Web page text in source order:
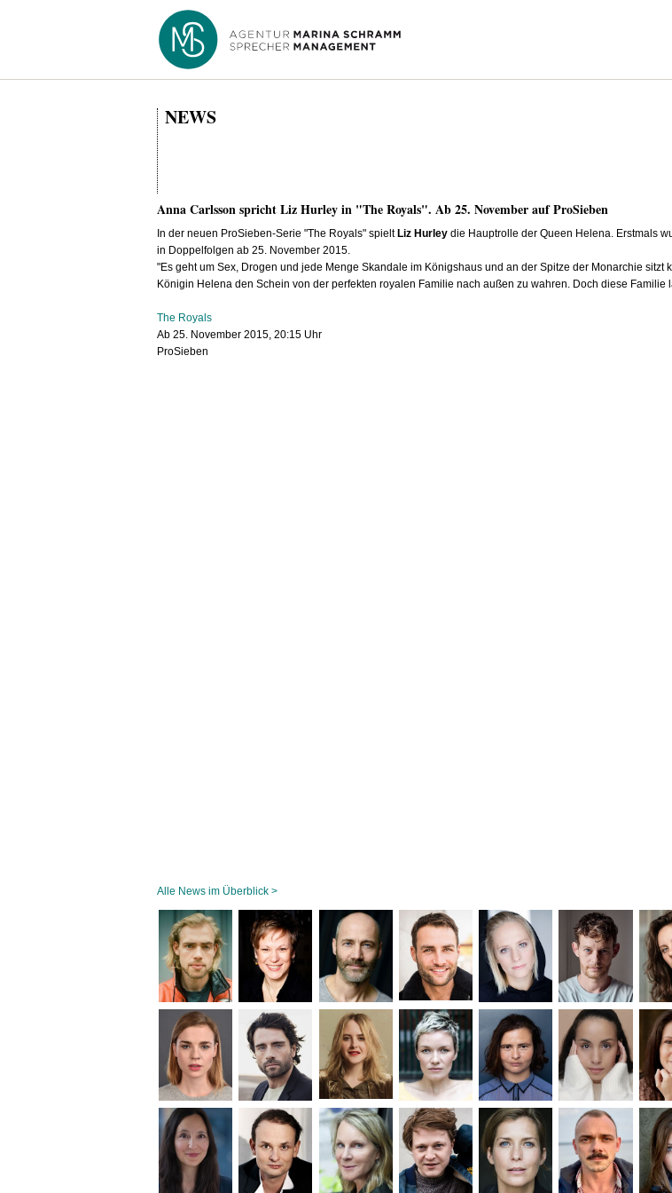
NEWS
Anna Carlsson spricht Liz Hurley in "The Royals". Ab 25. November auf ProSieben
In der neuen ProSieben-Serie "The Royals" spieltLiz Hurley die Hauptrolle der Queen Helena. Erstmals
in Doppelfolgen ab 25. November 2015.
"Es geht um Sex, Drogen und jede Menge Skandale im Königshaus und an der Spitze der Monarchie
Königin Helena den Schein von der perfekten royalen Familie nach außen zu wahren. Doch diese Familie
The Royals
Ab 25. November 2015, 20:15 Uhr
ProSieben
Alle News im Überblick >
Navigation
überspringen